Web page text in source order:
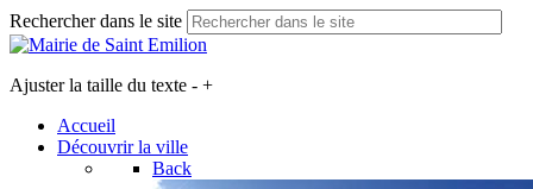
Rechercher dans le site
Ajuster la taille du texte - +
Accueil
Découvrir la ville
Back